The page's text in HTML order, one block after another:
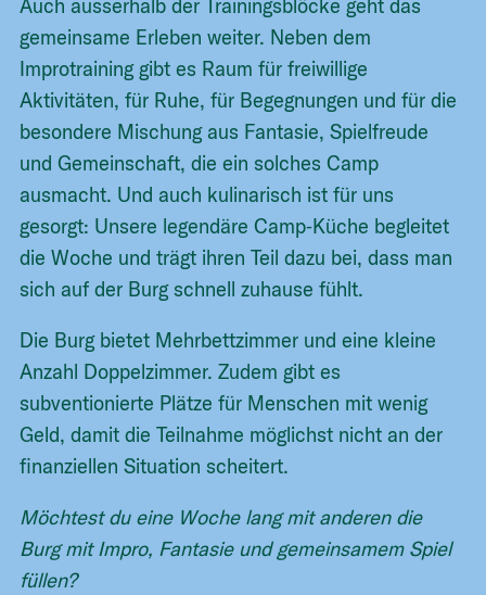
Auch ausserhalb der Trainingsblöcke geht das
gemeinsame Erleben weiter. Neben dem
Improtraining gibt es Raum für freiwillige
Aktivitäten, für Ruhe, für Begegnungen und für die
besondere Mischung aus Fantasie, Spielfreude
und Gemeinschaft, die ein solches Camp
ausmacht. Und auch kulinarisch ist für uns
gesorgt: Unsere legendäre Camp‑Küche begleitet
die Woche und trägt ihren Teil dazu bei, dass man
sich auf der Burg schnell zuhause fühlt.
Die Burg bietet Mehrbettzimmer und eine kleine
Anzahl Doppelzimmer. Zudem gibt es
subventionierte Plätze für Menschen mit wenig
Geld, damit die Teilnahme möglichst nicht an der
finanziellen Situation scheitert.
Möchtest du eine Woche lang mit anderen die
Burg mit Impro, Fantasie und gemeinsamem Spiel
füllen?